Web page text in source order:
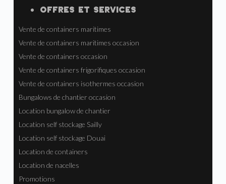
OFFRES ET SERVICES
Vente de containers maritimes
Vente de containers maritimes occasion
Vente de containers occasion
Vente de containers frigorifiques occasion
Vente de containers isothermes occasion
Bungalows de chantier occasion
Location bungalow de chantier
Location self stockage Sailly
Location self stockage Douai
Location de containers
Location de nacelles
Promotions